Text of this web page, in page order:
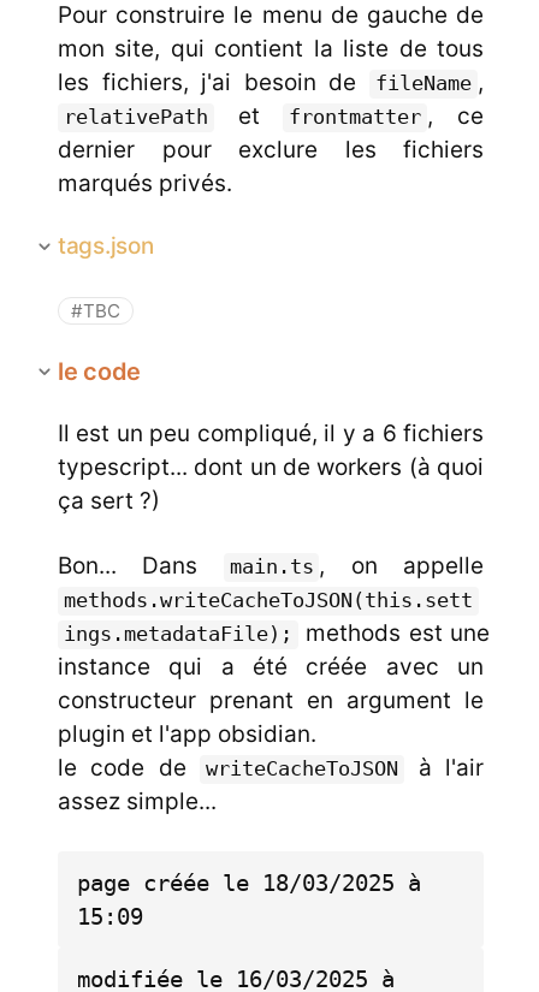
Pour construire le menu de gauche de
mon site, qui contient la liste de tous
les fichiers, j'ai besoin de
fileName ,
relativePath et frontmatter , ce
dernier pour exclure les fichiers
marqués privés.
tags.json
#TBC
le code
Il est un peu compliqué, il y a 6 fichiers
typescript... dont un de workers (à quoi
ça sert ?)
Bon... Dans main.ts , on appelle
methods.writeCacheToJSON(this.sett
ings.metadataFile);
methods est une
instance qui a été créée avec un
constructeur prenant en argument le
plugin et l'app obsidian.
le code de
writeCacheToJSON
à l'air
assez simple...
page créée le 18/03/2025 à
15:09
modifiée le 16/03/2025 à